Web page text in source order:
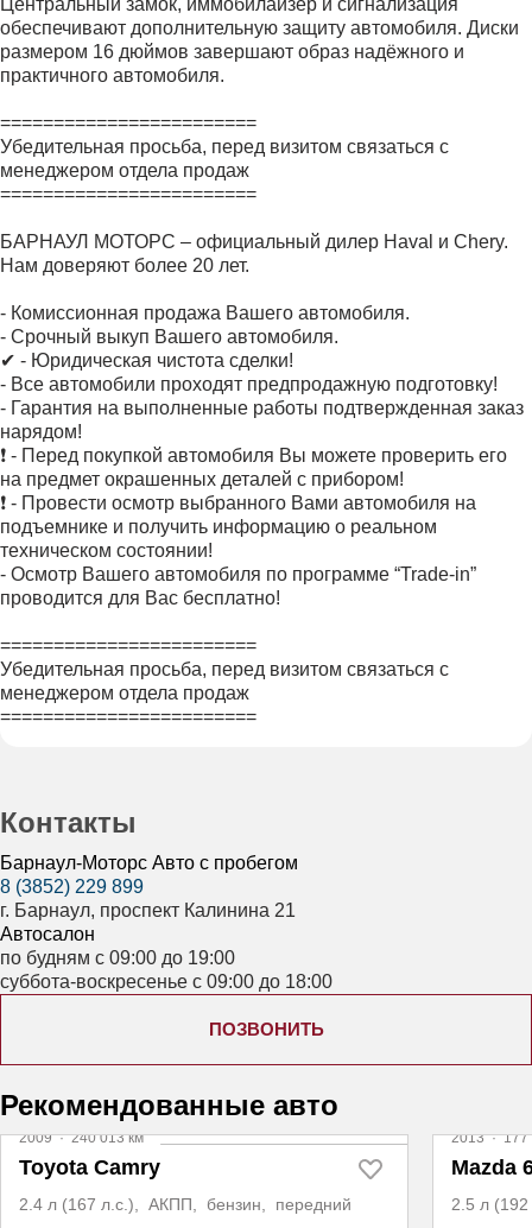
Центральный замок, иммобилайзер и сигнализация
обеспечивают дополнительную защиту автомобиля. Диски
размером 16 дюймов завершают образ надёжного и
практичного автомобиля.
========================
Убедительная просьба, перед визитом связаться с
менеджером отдела продаж
========================
БАРНАУЛ МОТОРС – официальный дилер Haval и Chery.
Нам доверяют более 20 лет.
- Комиссионная продажа Вашего автомобиля.
- Срочный выкуп Вашего автомобиля.
✔ - Юридическая чистота сделки!
- Все автомобили проходят предпродажную подготовку!
- Гарантия на выполненные работы подтвержденная заказ
нарядом!
❗ - Перед покупкой автомобиля Вы можете проверить его
на предмет окрашенных деталей с прибором!
❗ - Провести осмотр выбранного Вами автомобиля на
подъемнике и получить информацию о реальном
техническом состоянии!
- Осмотр Вашего автомобиля по программе “Trade-in”
проводится для Вас бесплатно!
========================
Убедительная просьба, перед визитом связаться с
менеджером отдела продаж
========================
Контакты
Барнаул-Моторс Авто с пробегом
8 (3852) 229 899
г. Барнаул, проспект Калинина 21
Автосалон
по будням с 09:00 до 19:00
суббота-воскресенье с 09:00 до 18:00
ПОЗВОНИТЬ
Рекомендованные авто
2009·240 013 км
Toyota Camry
2.4 л (167 л.с.), АКПП, бензин, передний
2013·177
Mazda
2.5 л